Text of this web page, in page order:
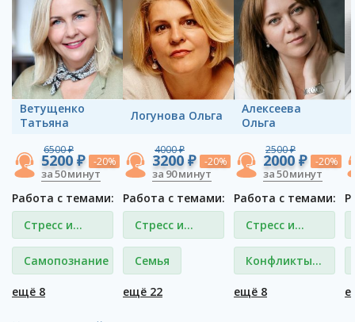
Ветущенко
Татьяна
6500 ₽
5200 ₽ -20%
за 50 минут
Работа с темами:
Стресс и
депрессия
Самопознание
ещё 8
Логунова Ольга
4000 ₽
3200 ₽ -20%
за 90 минут
Работа с темами:
Стресс и
депрессия
Семья
ещё 22
Алексеева
Ольга
2500 ₽
2000 ₽ -20%
за 50 минут
Работа с темами:
Стресс и
депрессия
Конфликты
на работе
ещё 8